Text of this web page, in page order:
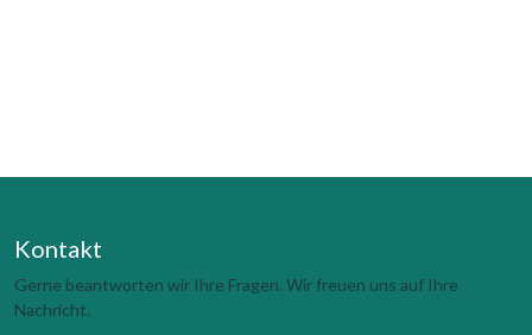
Kontakt
Gerne beantworten wir Ihre Fragen. Wir freuen uns auf Ihre
Nachricht.